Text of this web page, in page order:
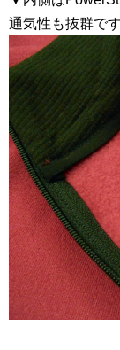
通気性も抜群です